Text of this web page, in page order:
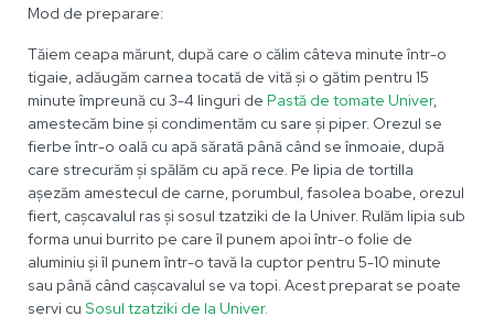
Mod de preparare:
Tăiem ceapa mărunt, după care o călim câteva minute într-o
tigaie, adăugăm carnea tocată de vită și o gătim pentru 15
minute împreună cu 3-4 linguri de Pastă de tomate Univer,
amestecăm bine și condimentăm cu sare și piper. Orezul se
fierbe într-o oală cu apă sărată până când se înmoaie, după
care strecurăm și spălăm cu apă rece. Pe lipia de tortilla
așezăm amestecul de carne, porumbul, fasolea boabe, orezul
fiert, cașcavalul ras și sosul tzatziki de la Univer. Rulăm lipia sub
forma unui burrito pe care îl punem apoi într-o folie de
aluminiu și îl punem într-o tavă la cuptor pentru 5-10 minute
sau până când cașcavalul se va topi. Acest preparat se poate
servi cu Sosul tzatziki de la Univer.